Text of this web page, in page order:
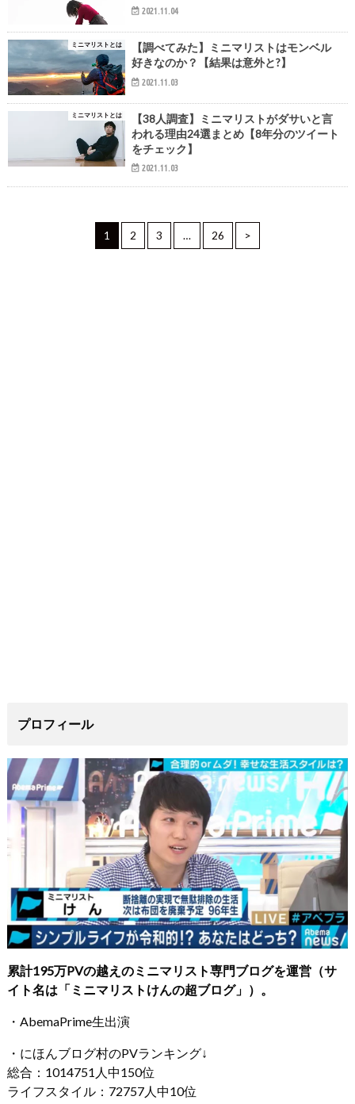
2021.11.04
ミニマリストとは
【調べてみた】ミニマリストはモンベル
好きなのか？【結果は意外と?】
2021.11.03
ミニマリストとは
【38人調査】ミニマリストがダサいと言
われる理由24選まとめ【8年分のツイート
をチェック】
2021.11.03
1 2 3 … 26 >
プロフィール
累計195万PVの越えのミニマリスト専門ブログを運営（サ
イト名は「ミニマリストけんの超ブログ」）。
・AbemaPrime生出演
・にほんブログ村のPVランキング↓
総合：1014751人中150位
ライフスタイル：72757人中10位